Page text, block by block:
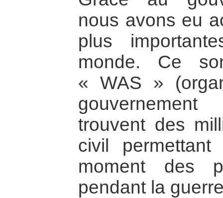
nous avons eu
plus
monde. Ce
« WAS »
trouvent des
civil
moment des
pendant la